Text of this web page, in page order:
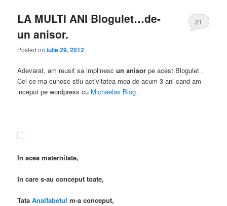
LA MULTI ANI Blogulet…de-
un anisor.
Posted oniulie 29, 2012
21
Adevarat, am reusit sa implinescun anisor pe acest Blogulet .
Cei ce ma cunosc stiu activitatea mea de acum 3 ani cand am
inceput pe wordpress cu Michaelas Blog .
In acea maternitate,
In care s-au conceput toate,
TataAnalfabetulm-a conceput,